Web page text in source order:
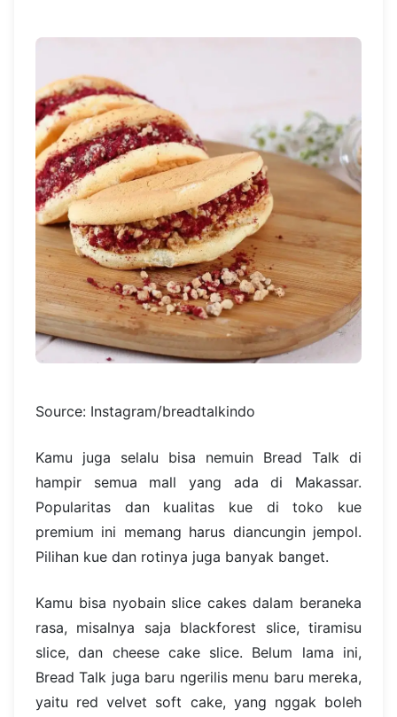
Source: Instagram/breadtalkindo
Kamu juga selalu bisa nemuin Bread Talk di
hampir semua mall yang ada di Makassar.
Popularitas dan kualitas kue di toko kue
premium ini memang harus diancungin jempol.
Pilihan kue dan rotinya juga banyak banget.
Kamu bisa nyobain slice cakes dalam beraneka
rasa, misalnya saja blackforest slice, tiramisu
slice, dan cheese cake slice. Belum lama ini,
Bread Talk juga baru ngerilis menu baru mereka,
yaitu red velvet soft cake, yang nggak boleh